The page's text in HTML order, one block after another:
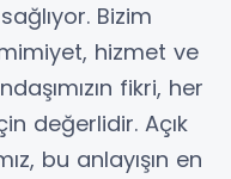
Bizim
hizmet ve
fikri, her
değerlidir. Açık
bu anlayışın en